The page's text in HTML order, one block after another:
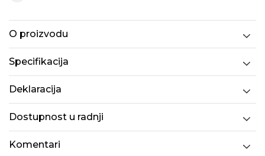
O proizvodu
Specifikacija
Deklaracija
Dostupnost u radnji
Komentari